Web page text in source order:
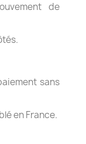
de
sans
en France.